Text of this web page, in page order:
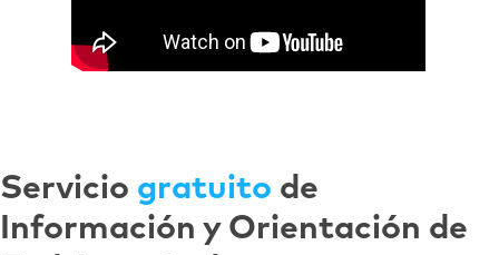
Servicio gratuito de
Información y Orientación de